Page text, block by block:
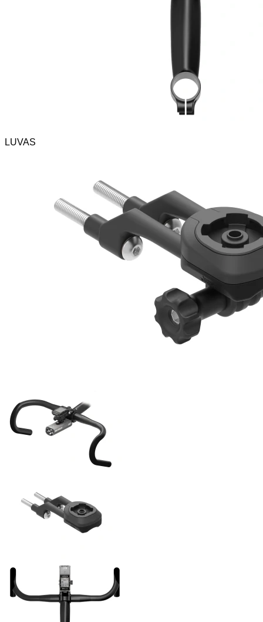
LUVAS